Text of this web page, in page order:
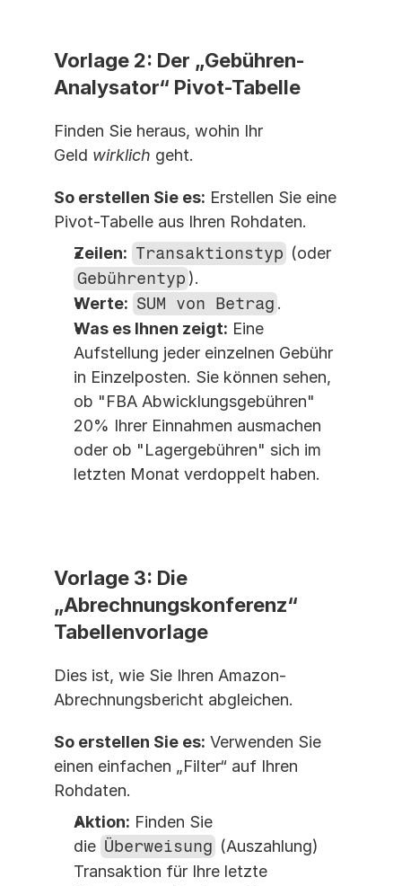
Vorlage 2: Der „Gebühren-
Analysator“ Pivot-Tabelle
Finden Sie heraus, wohin Ihr
Geld wirklich geht.
So erstellen Sie es: Erstellen Sie eine
Pivot-Tabelle aus Ihren Rohdaten.
Zeilen: Transaktionstyp (oder
Gebührentyp ).
Werte: SUM von Betrag .
Was es Ihnen zeigt: Eine
Aufstellung jeder einzelnen Gebühr
in Einzelposten. Sie können sehen,
ob "FBA Abwicklungsgebühren"
20% Ihrer Einnahmen ausmachen
oder ob "Lagergebühren" sich im
letzten Monat verdoppelt haben.
Vorlage 3: Die
„Abrechnungskonferenz“
Tabellenvorlage
Dies ist, wie Sie Ihren Amazon-
Abrechnungsbericht abgleichen.
So erstellen Sie es: Verwenden Sie
einen einfachen „Filter“ auf Ihren
Rohdaten.
Aktion: Finden Sie
die Überweisung (Auszahlung)
Transaktion für Ihre letzte